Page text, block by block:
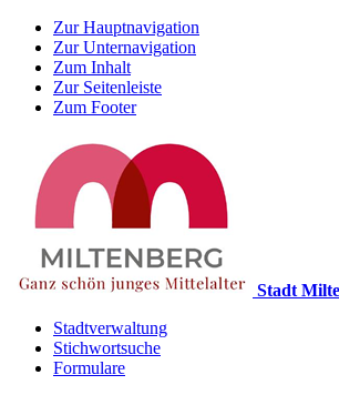
Zur Hauptnavigation
Zur Unternavigation
Zum Inhalt
Zur Seitenleiste
Zum Footer
Stadt
Stadtverwaltung
Stichwortsuche
Formulare